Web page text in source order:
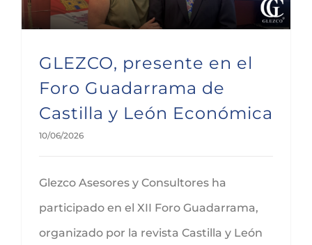
GLEZCO, presente en el
Foro Guadarrama de
Castilla y León Económica
10/06/2026
Glezco Asesores y Consultores ha
participado en el XII Foro Guadarrama,
organizado por la revista Castilla y León